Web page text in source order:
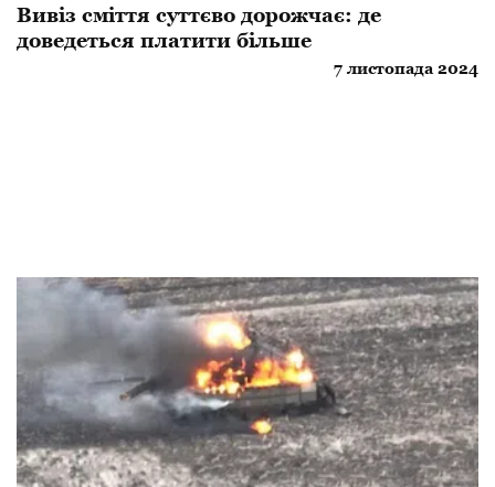
Вивіз сміття суттєво дорожчає: де
доведеться платити більше
7 листопада 2024